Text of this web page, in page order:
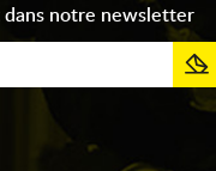
notre newsletter